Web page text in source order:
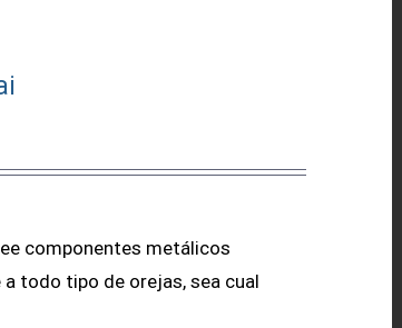
componentes metálicos
todo tipo de orejas, sea cual